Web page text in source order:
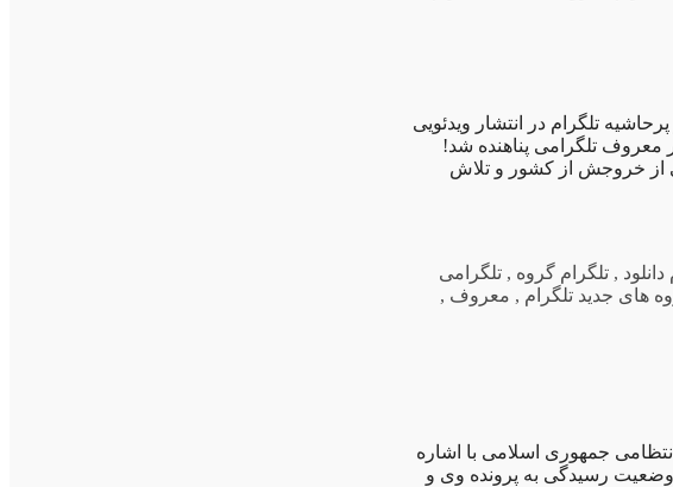
تلگرام در انتشار ویدئویی
تلگرامی پناهنده شد!
از خروجش از کشور و تلاش
, تلگرام گروه , تلگرامی
های جدید تلگرام , معروف ,
جمهوری اسلامی با اشاره
وضعیت رسیدگی به پرونده وی و